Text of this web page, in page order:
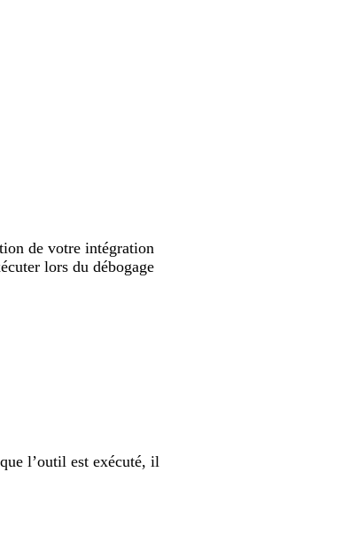
de votre intégration
lors du débogage
l’outil est exécuté, il